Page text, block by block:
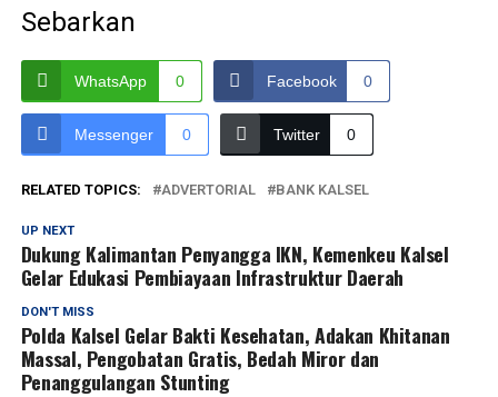
Sebarkan
WhatsApp 0 Facebook 0
Messenger 0 Twitter 0
RELATED TOPICS: ADVERTORIAL BANK KALSEL
UP NEXT
Dukung Kalimantan Penyangga IKN, Kemenkeu Kalsel
Gelar Edukasi Pembiayaan Infrastruktur Daerah
DON'T MISS
Polda Kalsel Gelar Bakti Kesehatan, Adakan Khitanan
Massal, Pengobatan Gratis, Bedah Miror dan
Penanggulangan Stunting